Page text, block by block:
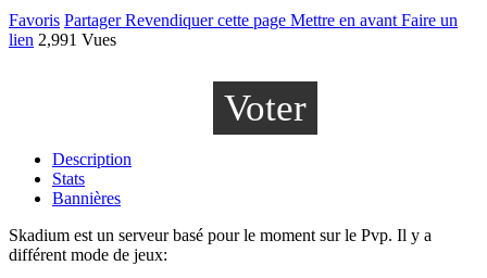
Favoris PartagerRevendiquer cette page Mettre en avantFaire un
lien 2,991 Vues
Voter
Description
Stats
Bannières
Skadium est un serveur basé pour le moment sur le Pvp. Il y a
différent mode de jeux: